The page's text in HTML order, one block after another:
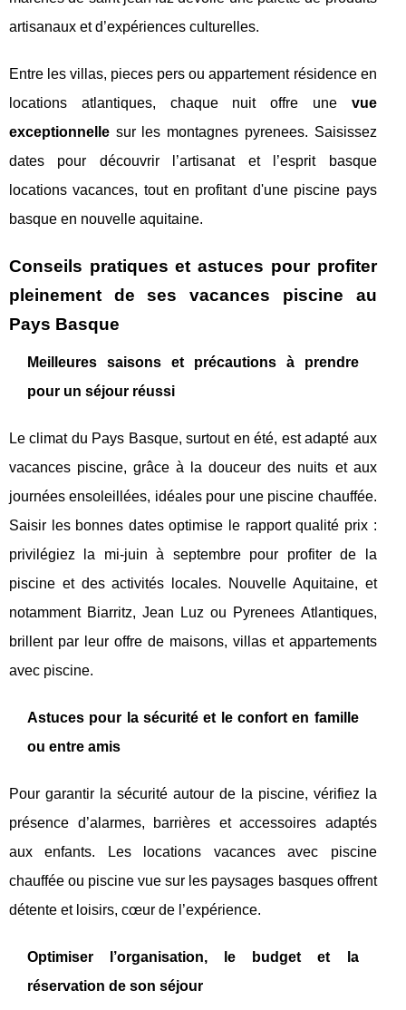
artisanaux et d’expériences culturelles.
Entre les villas, pieces pers ou appartement résidence en
locations atlantiques, chaque nuit offre une vue
exceptionnelle sur les montagnes pyrenees. Saisissez
dates pour découvrir l’artisanat et l’esprit basque
locations vacances, tout en profitant d'une piscine pays
basque en nouvelle aquitaine.
Conseils pratiques et astuces pour profiter
pleinement de ses vacances piscine au
Pays Basque
Meilleures saisons et précautions à prendre
pour un séjour réussi
Le climat du Pays Basque, surtout en été, est adapté aux
vacances piscine, grâce à la douceur des nuits et aux
journées ensoleillées, idéales pour une piscine chauffée.
Saisir les bonnes dates optimise le rapport qualité prix :
privilégiez la mi-juin à septembre pour profiter de la
piscine et des activités locales. Nouvelle Aquitaine, et
notamment Biarritz, Jean Luz ou Pyrenees Atlantiques,
brillent par leur offre de maisons, villas et appartements
avec piscine.
Astuces pour la sécurité et le confort en famille
ou entre amis
Pour garantir la sécurité autour de la piscine, vérifiez la
présence d’alarmes, barrières et accessoires adaptés
aux enfants. Les locations vacances avec piscine
chauffée ou piscine vue sur les paysages basques offrent
détente et loisirs, cœur de l’expérience.
Optimiser l’organisation, le budget et la
réservation de son séjour